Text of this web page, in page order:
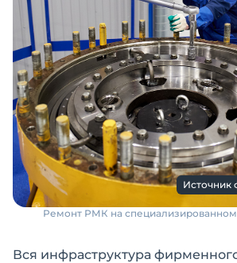
Источник
Ремонт РМК на
Вся инфраструктура